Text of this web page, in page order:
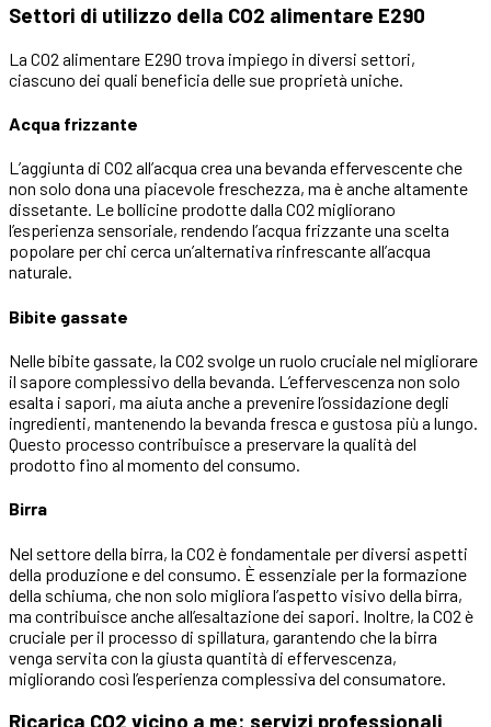
Settori di utilizzo della CO2 alimentare E290
La CO2 alimentare E290 trova impiego in diversi settori,
ciascuno dei quali beneficia delle sue proprietà uniche.
Acqua frizzante
L’aggiunta di CO2 all’acqua crea una bevanda effervescente che
non solo dona una piacevole freschezza, ma è anche altamente
dissetante. Le bollicine prodotte dalla CO2 migliorano
l’esperienza sensoriale, rendendo l’acqua frizzante una scelta
popolare per chi cerca un’alternativa rinfrescante all’acqua
naturale.
Bibite gassate
Nelle bibite gassate, la CO2 svolge un ruolo cruciale nel migliorare
il sapore complessivo della bevanda. L’effervescenza non solo
esalta i sapori, ma aiuta anche a prevenire l’ossidazione degli
ingredienti, mantenendo la bevanda fresca e gustosa più a lungo.
Questo processo contribuisce a preservare la qualità del
prodotto fino al momento del consumo.
Birra
Nel settore della birra, la CO2 è fondamentale per diversi aspetti
della produzione e del consumo. È essenziale per la formazione
della schiuma, che non solo migliora l’aspetto visivo della birra,
ma contribuisce anche all’esaltazione dei sapori. Inoltre, la CO2 è
cruciale per il processo di spillatura, garantendo che la birra
venga servita con la giusta quantità di effervescenza,
migliorando così l’esperienza complessiva del consumatore.
Ricarica CO2 vicino a me: servizi professionali